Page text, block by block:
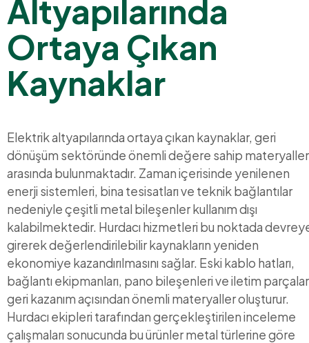
Altyapılarında
Ortaya Çıkan
Kaynaklar
Elektrik altyapılarında ortaya çıkan kaynaklar, geri
dönüşüm sektöründe önemli değere sahip materyaller
arasında bulunmaktadır. Zaman içerisinde yenilenen
enerji sistemleri, bina tesisatları ve teknik bağlantılar
nedeniyle çeşitli metal bileşenler kullanım dışı
kalabilmektedir. Hurdacı hizmetleri bu noktada
girerek değerlendirilebilir kaynakların yeniden
ekonomiye kazandırılmasını sağlar. Eski kablo hatları,
bağlantı ekipmanları, pano bileşenleri ve iletim
geri kazanım açısından önemli materyaller oluşturur.
Hurdacı ekipleri tarafından gerçekleştirilen inceleme
çalışmaları sonucunda bu ürünler metal türlerine göre